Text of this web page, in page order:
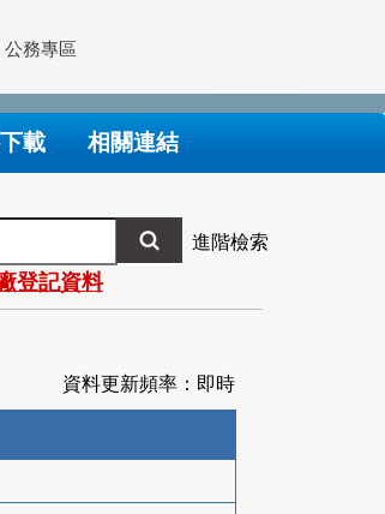
公務專區
載 相關連結
進階檢索
登記資料
資料更新頻率：即時